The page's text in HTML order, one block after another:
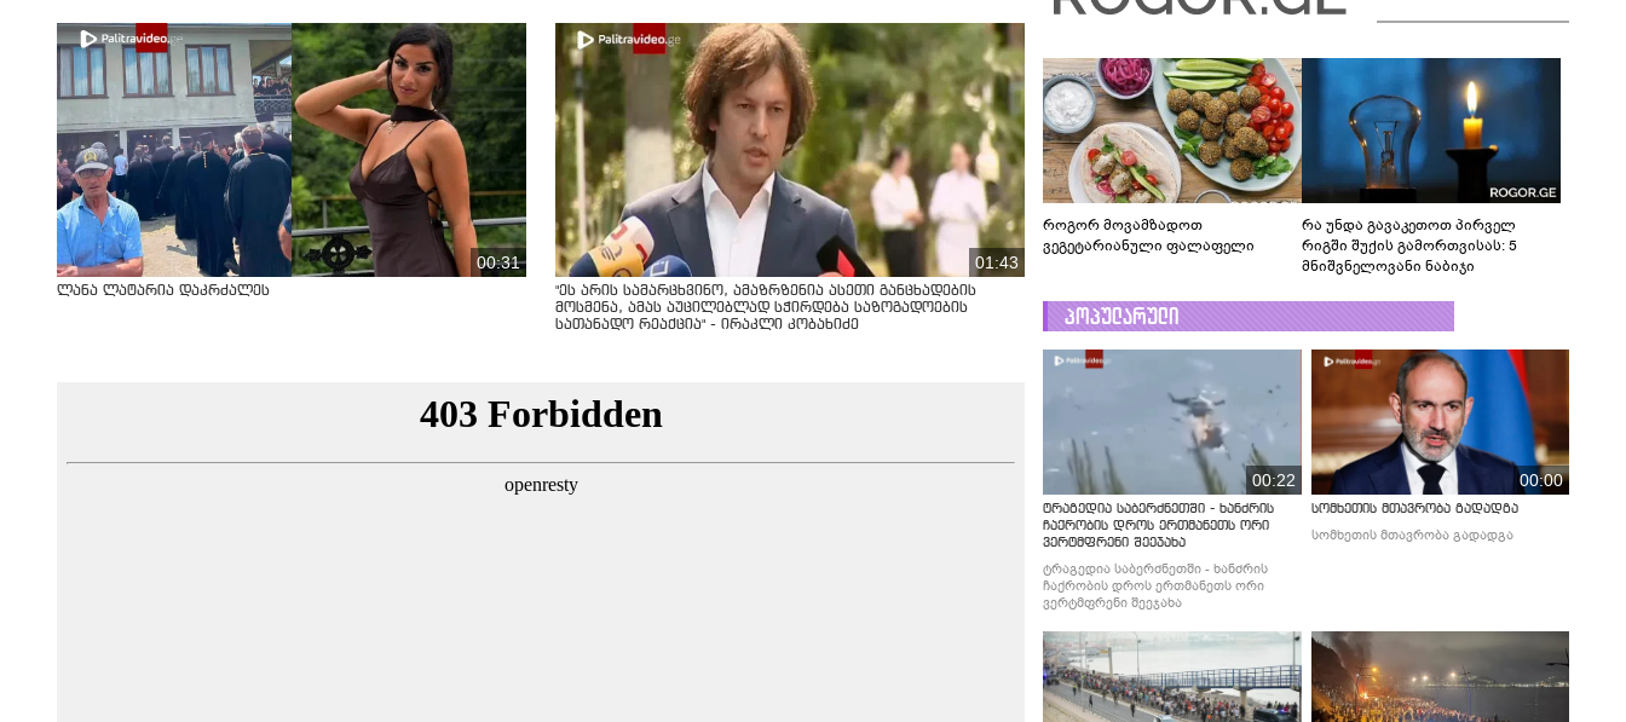
00:31
ლანა ლატარია დაკრძალეს
01:43
"ეს არის სამარცხვინო, ამაზრზენია ასეთი განცხადების
მოსმენა, ამას აუცილებლად სჭირდება საზოგადოების
სათანადო რეაქცია" - ირაკლი კობახიძე
როგორ მოვამზადოთ
ვეგეტარიანული ფალაფელი
რა უნდა გავაკეთოთ პირველ
რიგში შუქის გამორთვისას: 5
მნიშვნელოვანი ნაბიჯი
პოპულარული
00:22
ტრაგედია საბერძნეთში - ხანძრის
ჩაქრობის დროს ერთმანეთს ორი
ვერტმფრენი შეეჯახა
ტრაგედია საბერძნეთში - ხანძრის
ჩაქრობის დროს ერთმანეთს ორი
ვერტმფრენი შეეჯახა
00:00
სომხეთის მთავრობა გადადგა
სომხეთის მთავრობა გადადგა